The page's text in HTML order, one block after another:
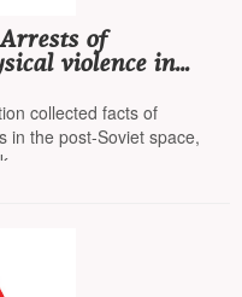
of
violence in
collected facts of
in the post-Soviet space,